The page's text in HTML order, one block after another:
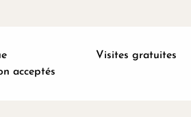
Visites gratuites
acceptés